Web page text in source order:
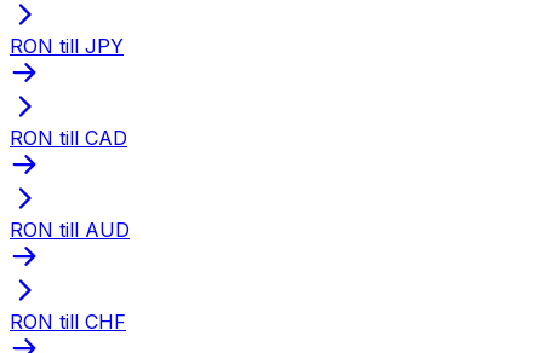
RON till JPY
RON till CAD
RON till AUD
RON till CHF